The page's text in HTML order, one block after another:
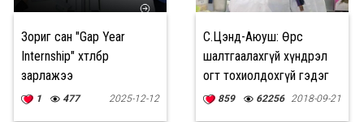
Зориг сан "Gap Year
Internship" хөтөлбөрөө
зарлажээ
1 477 2025-12-12
С.Цэнд-Аюуш: Өөрөөс
шалтгаалахгүй хүндрэл
огт тохиолдохгүй гэдэг
нь хамгийн сайхан
859 62256 2018-09-21